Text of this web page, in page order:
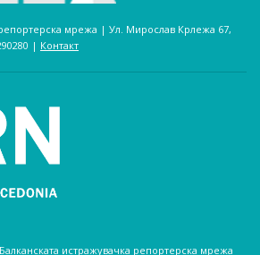
мрежа | Ул. Мирослав Крлежа 67,
| Контакт
истражувачка репортерска мрежа